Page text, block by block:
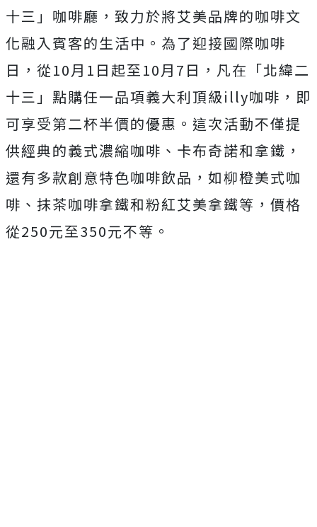
十三」咖啡廳，致力於將艾美品牌的咖啡文
化融入賓客的生活中。為了迎接國際咖啡
日，從10月1日起至10月7日，凡在「北緯二
十三」點購任一品項義大利頂級illy咖啡，即
可享受第二杯半價的優惠。這次活動不僅提
供經典的義式濃縮咖啡、卡布奇諾和拿鐵，
還有多款創意特色咖啡飲品，如柳橙美式咖
啡、抹茶咖啡拿鐵和粉紅艾美拿鐵等，價格
從250元至350元不等。